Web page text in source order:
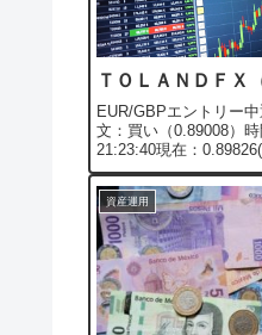
ＴＯＬＡＮＤＦＸ
EUR/GBPエントリー
文：買い（0.89008）
21:23:40現在：
益：保有中備考：決済
が、良いトレードとは
(...資産運用